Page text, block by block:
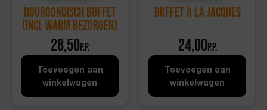
Bourgondisch Buffet
(incl warm bezorgen)
28,50p.p.
Toevoegen aan
winkelwagen
Buffet a la Jacques
24,00p.p.
Toevoegen aan
winkelwagen